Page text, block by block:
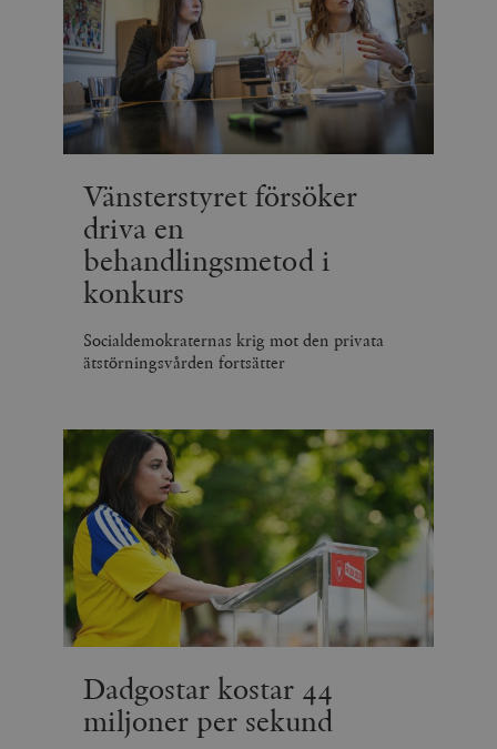
Vänsterstyret försöker
driva en
behandlingsmetod i
konkurs
Socialdemokraternas krig mot den privata
ätstörningsvården fortsätter
Dadgostar kostar 44
miljoner per sekund